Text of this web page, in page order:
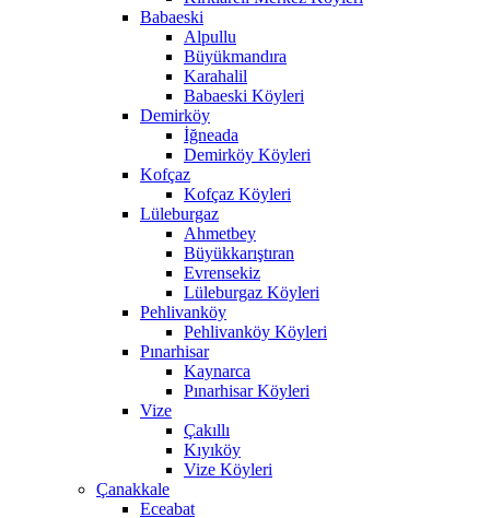
Babaeski
Alpullu
Büyükmandıra
Karahalil
Babaeski Köyleri
Demirköy
İğneada
Demirköy Köyleri
Kofçaz
Kofçaz Köyleri
Lüleburgaz
Ahmetbey
Büyükkarıştıran
Evrensekiz
Lüleburgaz Köyleri
Pehlivanköy
Pehlivanköy Köyleri
Pınarhisar
Kaynarca
Pınarhisar Köyleri
Vize
Çakıllı
Kıyıköy
Vize Köyleri
Çanakkale
Eceabat